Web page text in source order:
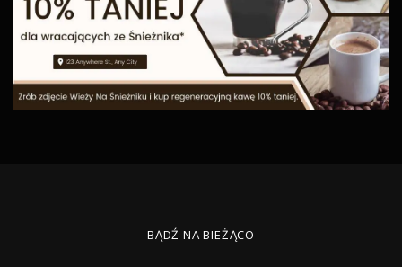
BĄDŹ NA BIEŻĄCO